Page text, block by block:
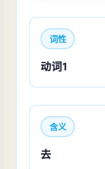
词性
动词1
含义
去